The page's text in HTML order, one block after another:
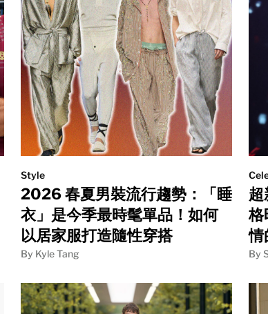
Style
2026 春夏男裝流行趨勢：「睡
衣」是今季最時髦單品！如何
以居家服打造隨性穿搭
By Kyle Tang
超
格
情
By